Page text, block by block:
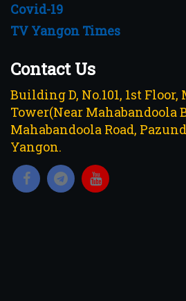
Covid-19
TV Yangon Times
Contact Us
Building D, No.101, 1st
Tower(Near Mahabandoola
Mahabandoola Road,
Yangon.